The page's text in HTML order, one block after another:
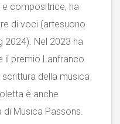
e compositrice, ha
di voci (artesuono
2024). Nel 2023 ha
il premio Lanfranco
della musica
è anche
Musica Passons.